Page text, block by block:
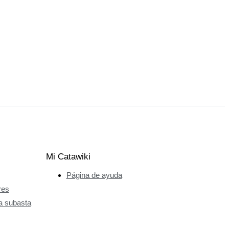
subasta
Mi Catawiki
Página de ayuda